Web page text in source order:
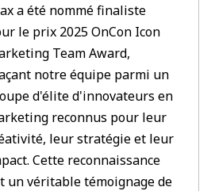
a été nommé finaliste
le prix 2025 OnCon Icon
Team Award,
notre équipe parmi un
d'élite d'innovateurs en
reconnus pour leur
leur stratégie et leur
Cette reconnaissance
un véritable témoignage de